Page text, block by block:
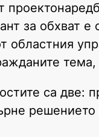
за обхват
областния
са две:
решението